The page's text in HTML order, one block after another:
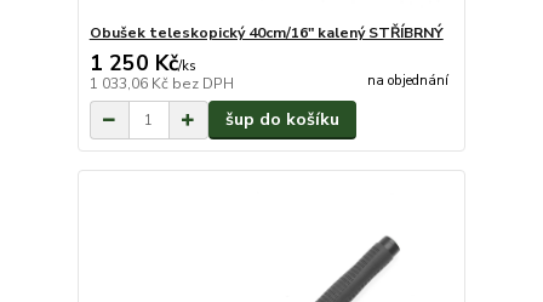
Obušek teleskopický 40cm/16" kalený STŘÍBRNÝ
1 250 Kč/ks
1 033,06 Kč bez DPH na objednání
šup do košíku